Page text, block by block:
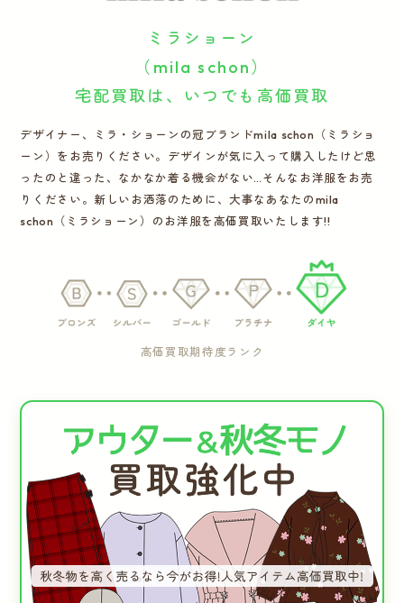
ログイン お問い合わせ
ミラショーン
（mila schon）
宅配買取は、いつでも高価買取
デザイナー、ミラ・ショーンの冠ブランドmila schon（ミラショ
ーン）をお売りください。デザインが気に入って購入したけど思
ったのと違った、なかなか着る機会がない…そんなお洋服をお売
りください。新しいお洒落のために、大事なあなたのmila
schon（ミラショーン）のお洋服を高価買取いたします!!
高価買取期待度ランク